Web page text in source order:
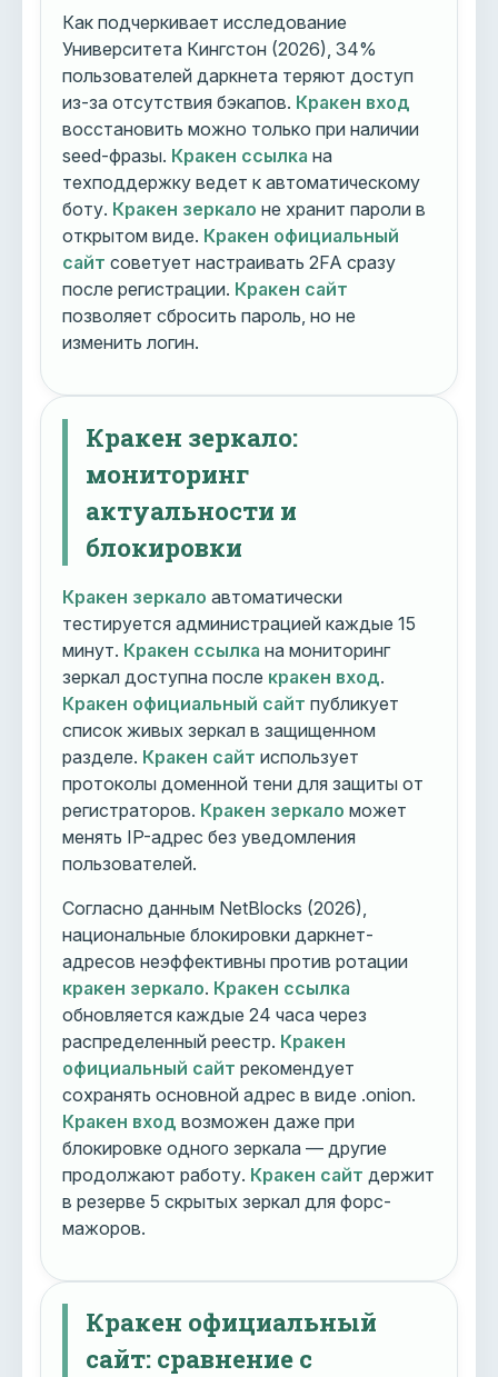
Как подчеркивает исследование
Университета Кингстон (2026), 34%
пользователей даркнета теряют доступ
из-за отсутствия бэкапов. Кракен вход
восстановить можно только при наличии
seed-фразы. Кракен ссылка на
техподдержку ведет к автоматическому
боту. Кракен зеркало не хранит пароли в
открытом виде. Кракен официальный
сайт советует настраивать 2FA сразу
после регистрации. Кракен сайт
позволяет сбросить пароль, но не
изменить логин.
Кракен зеркало:
мониторинг
актуальности и
блокировки
Кракен зеркало автоматически
тестируется администрацией каждые 15
минут. Кракен ссылка на мониторинг
зеркал доступна после кракен вход.
Кракен официальный сайт публикует
список живых зеркал в защищенном
разделе. Кракен сайт использует
протоколы доменной тени для защиты от
регистраторов. Кракен зеркало может
менять IP-адрес без уведомления
пользователей.
Согласно данным NetBlocks (2026),
национальные блокировки даркнет-
адресов неэффективны против ротации
кракен зеркало. Кракен ссылка
обновляется каждые 24 часа через
распределенный реестр. Кракен
официальный сайт рекомендует
сохранять основной адрес в виде .onion.
Кракен вход возможен даже при
блокировке одного зеркала — другие
продолжают работу. Кракен сайт держит
в резерве 5 скрытых зеркал для форс-
мажоров.
Кракен официальный
сайт: сравнение с